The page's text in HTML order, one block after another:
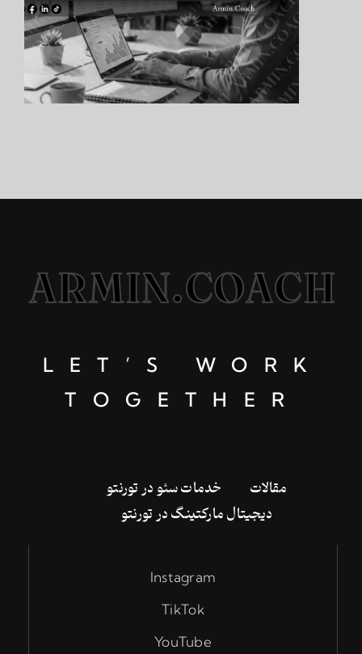
ARMIN.COACH
LET’S WORK
TOGETHER
‌مقالات
خدمات سئو در تورنتو
دیجیتال مارکتینگ در تورنتو
Instagram
TikTok
YouTube